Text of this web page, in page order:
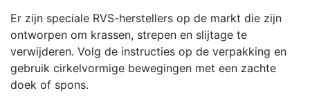
Er zijn speciale RVS-herstellers op de markt die zijn
ontworpen om krassen, strepen en slijtage te
verwijderen. Volg de instructies op de verpakking en
gebruik cirkelvormige bewegingen met een zachte
doek of spons.